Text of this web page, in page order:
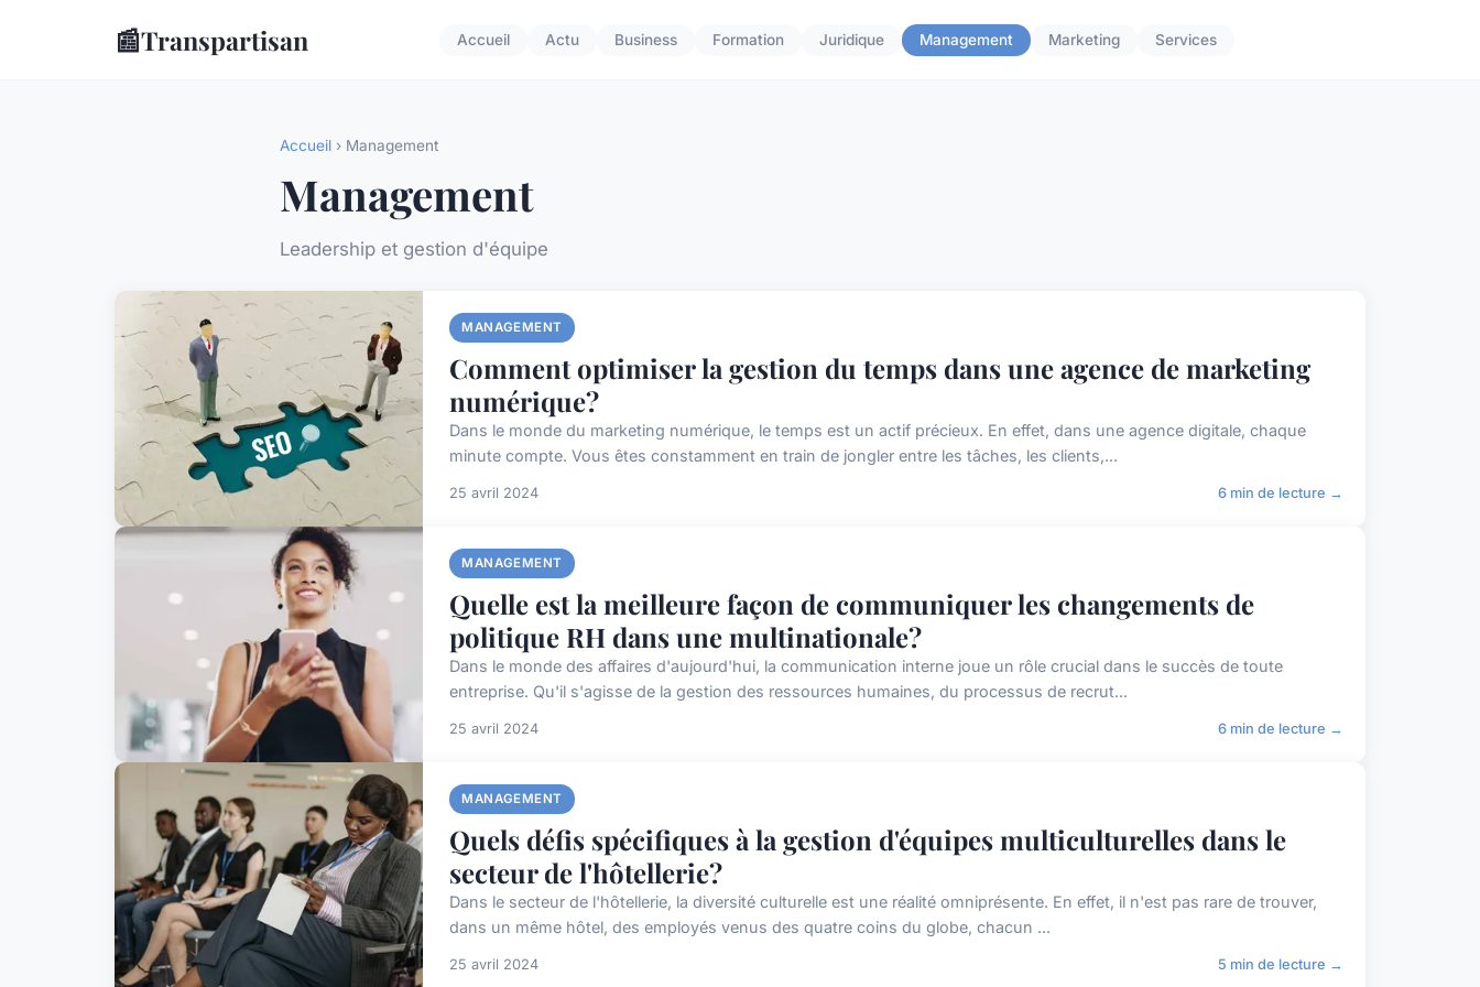
📰Transpartisan Accueil Actu Business Formation Juridique Management Marketing Services
Accueil › Management
Management
Leadership et gestion d'équipe
MANAGEMENT
Comment optimiser la gestion du temps dans une agence de marketing
numérique?
Dans le monde du marketing numérique, le temps est un actif précieux. En effet, dans une agence digitale, chaque
minute compte. Vous êtes constamment en train de jongler entre les tâches, les clients,...
25 avril 2024 6 min de lecture →
MANAGEMENT
Quelle est la meilleure façon de communiquer les changements de
politique RH dans une multinationale?
Dans le monde des affaires d'aujourd'hui, la communication interne joue un rôle crucial dans le succès de toute
entreprise. Qu'il s'agisse de la gestion des ressources humaines, du processus de recrut...
25 avril 2024 6 min de lecture →
MANAGEMENT
Quels défis spécifiques à la gestion d'équipes multiculturelles dans le
secteur de l'hôtellerie?
Dans le secteur de l'hôtellerie, la diversité culturelle est une réalité omniprésente. En effet, il n'est pas rare de trouver,
dans un même hôtel, des employés venus des quatre coins du globe, chacun ...
25 avril 2024 5 min de lecture →